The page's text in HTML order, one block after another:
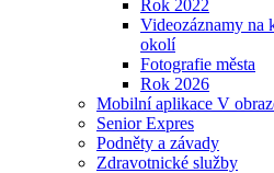
Rok 2022
Videozáznamy na
okolí
Fotografie města
Rok 2026
Mobilní aplikace V
Senior Expres
Podněty a závady
Zdravotnické služby